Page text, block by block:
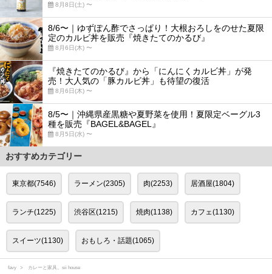
8月8日(土) 〜
8/6〜｜ゆずぽん酢でさっぱり！大根おろしをのせた夏限
定のカルビ丼を販売『焼きたてのかるび』
8月6日(木) 〜
『焼きたてのかるび』から「にんにくカルビ丼」が発
売！大人気の「豚カルビ丼」も待望の復活
8月6日(木) 〜
8/5〜｜沖縄県産黒糖や夏野菜を使用！夏限定ベーグル3
種を販売『BAGEL&BAGEL』
8月5日(水) 〜
おすすめカテゴリー
東京都(7546) ラーメン(2305) 肉(2253) 居酒屋(1804)
ランチ(1225) 渋谷区(1215) 焼肉(1138) カフェ(1130)
スイーツ(1130) おもしろ・話題(1065)
favy カレーと家具。sii house